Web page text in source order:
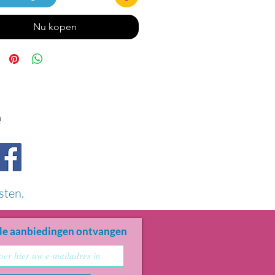
Nu kopen
aanbiedingen ontvangen